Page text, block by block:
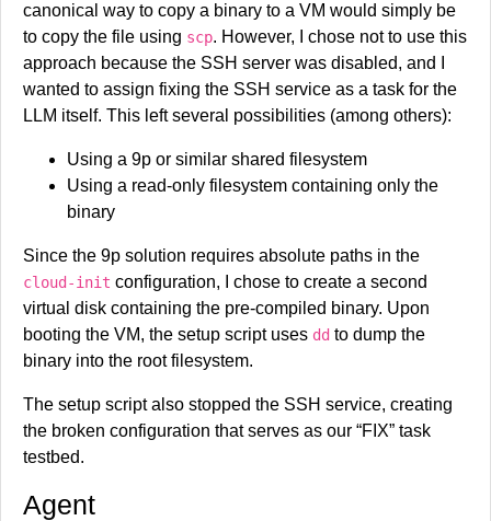
canonical way to copy a binary to a VM would simply be
to copy the file using scp. However, I chose not to use this
approach because the SSH server was disabled, and I
wanted to assign fixing the SSH service as a task for the
LLM itself. This left several possibilities (among others):
Using a 9p or similar shared filesystem
Using a read-only filesystem containing only the
binary
Since the 9p solution requires absolute paths in the
cloud-init configuration, I chose to create a second
virtual disk containing the pre-compiled binary. Upon
booting the VM, the setup script uses dd to dump the
binary into the root filesystem.
The setup script also stopped the SSH service, creating
the broken configuration that serves as our “FIX” task
testbed.
Agent